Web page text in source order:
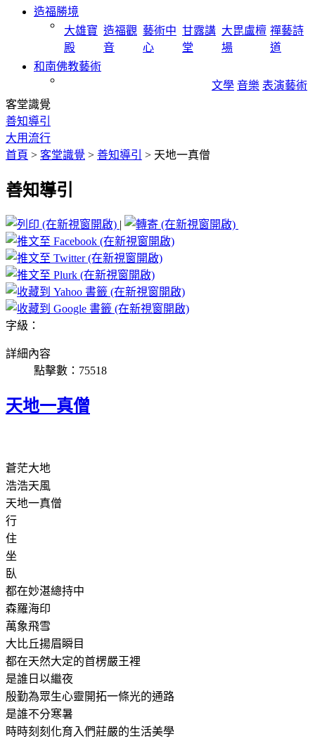
造福勝境
大雄寶
殿
造福觀
音
藝術中
心
甘露講
堂
大毘盧檀
場
禪藝詩
道
和南佛教藝術
文學 音樂 表演藝術
客堂識覺
善知導引
大用流行
首頁 > 客堂識覺 > 善知導引 > 天地一真僧
善知導引
|
字級：
詳細內容
點擊數：75518
天地一真僧
蒼茫大地
浩浩天風
天地一真僧
行
住
坐
臥
都在妙湛總持中
森羅海印
萬象飛雪
大比丘揚眉瞬目
都在天然大定的首楞嚴王裡
是誰日以繼夜
殷勤為眾生心靈開拓一條光的通路
是誰不分寒暑
時時刻刻化育入們莊嚴的生活美學